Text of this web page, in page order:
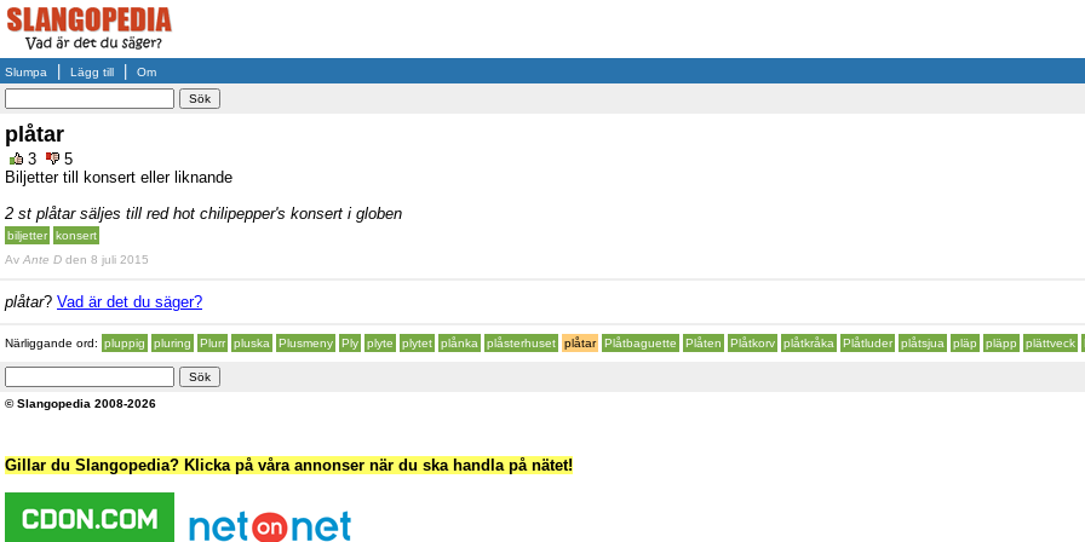
Slumpa Lägg till Om
plåtar
3
5
Biljetter till konsert eller liknande
2 st plåtar säljes till red hot chilipepper's konsert i globen
biljetter
konsert
Av Ante D den 8 juli 2015
plåtar? Vad är det du säger?
Närliggande ord: pluppig pluring Plurr pluska Plusmeny Ply plyte plytet plånka plåsterhuset plåtar Plåtbaguette Plåten Plåtkorv plåtkråka Plåtluder plåtsjua pläp pläpp plättveck
© Slangopedia 2008-2026
Gillar du Slangopedia? Klicka på våra annonser när du ska handla på nätet!